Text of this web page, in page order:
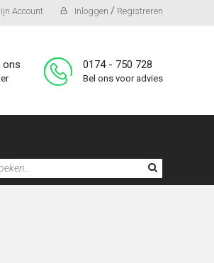
Account Inloggen / Registreren
ons 0174 - 750 728
Bel ons voor advies